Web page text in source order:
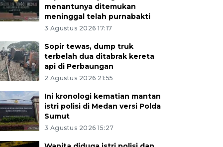
menantunya ditemukan
meninggal telah purnabakti
3 Agustus 2026 17:17
Sopir tewas, dump truk
terbelah dua ditabrak kereta
api di Perbaungan
2 Agustus 2026 21:55
Ini kronologi kematian mantan
istri polisi di Medan versi Polda
Sumut
3 Agustus 2026 15:27